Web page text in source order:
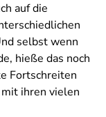
auf die
selbst wenn
hieße das noch
Fortschreiten
ihren vielen